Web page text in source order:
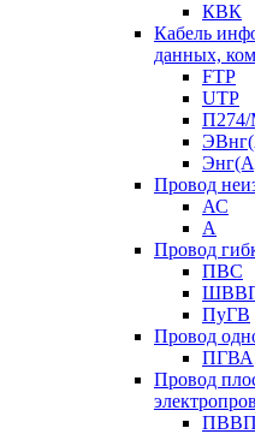
КВК
Кабель
данных,
FTP
UTP
Провод
АС
А
Провод
ПВС
ПуГВ
Провод
ПГВА
Провод
ПВВП